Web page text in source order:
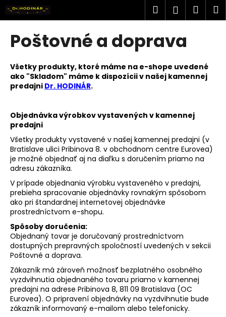
obsah
Hľadať
Poštovné a doprava
Všetky produkty, ktoré máme na e-shope uvedené
ako "Skladom" máme k dispozícii v našej kamennej
predajni Dr. HODINÁR.
Objednávka výrobkov vystavených v kamennej
predajni
Všetky produkty vystavené v našej kamennej predajni (v
Bratislave ulici Pribinova 8. v obchodnom centre Eurovea)
je možné objednať aj na diaľku s doručením priamo na
adresu zákazníka.
V prípade objednania výrobku vystaveného v predajni,
prebieha spracovanie objednávky rovnakým spôsobom
ako pri štandardnej internetovej objednávke
prostredníctvom e-shopu.
Spôsoby doručenia:
Objednaný tovar je doručovaný prostredníctvom
dostupných prepravných spoločností uvedených v sekcii
Poštovné a doprava.
Zákazník má zároveň možnosť bezplatného osobného
vyzdvihnutia objednaného tovaru priamo v kamennej
predajni na adrese Pribinova 8, 811 09 Bratislava (OC
Eurovea). O pripravení objednávky na vyzdvihnutie bude
zákazník informovaný e-mailom alebo telefonicky.
K
o
o
p
o
r
e
b
u
j
e
t
e
n
á
j
s
ť
?